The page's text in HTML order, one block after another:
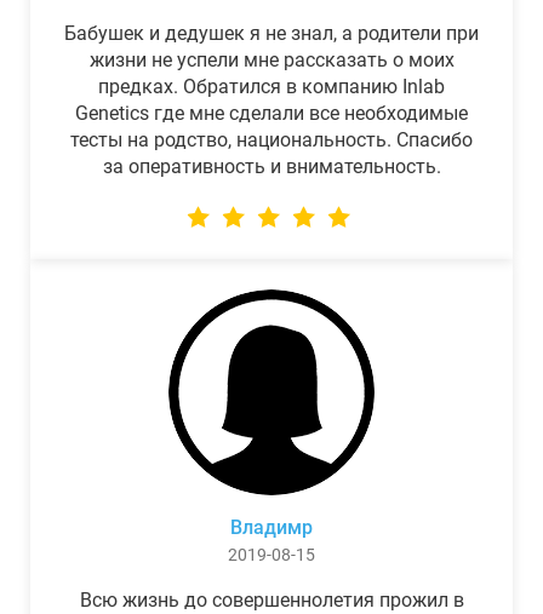
Бабушек и дедушек я не знал, а родители при
жизни не успели мне рассказать о моих
предках. Обратился в компанию Inlab
Genetics где мне сделали все необходимые
тесты на родство, национальность. Спасибо
за оперативность и внимательность.
Владимр
2019-08-15
Всю жизнь до совершеннолетия прожил в